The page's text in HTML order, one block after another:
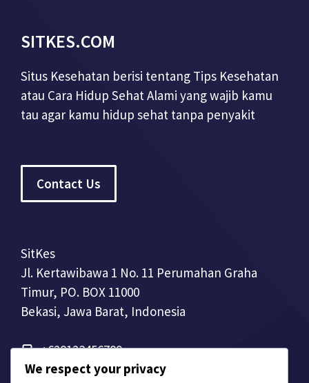
SITKES.COM
Situs Kesehatan berisi tentang Tips Kesehatan
atau Cara Hidup Sehat Alami yang wajib kamu
tau agar kamu hidup sehat tanpa penyakit
Contact Us
SitKes
Jl. Kertawibawa 1 No. 11 Perumahan Graha
Timur, PO. BOX 11000
Bekasi, Jawa Barat, Indonesia
+628123456789
We respect your privacy